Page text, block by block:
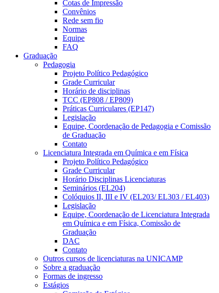
Cotas de Impressão
Convênios
Rede sem fio
Normas
Equipe
FAQ
Graduação
Pedagogia
Projeto Político Pedagógico
Grade Curricular
Horário de disciplinas
TCC (EP808 / EP809)
Práticas Curriculares (EP147)
Legislação
Equipe, Coordenação de Pedagogia e Comissão
de Graduação
Contato
Licenciatura Integrada em Química e em Física
Projeto Político Pedagógico
Grade Curricular
Horário Disciplinas Licenciaturas
Seminários (EL204)
Colóquios II, III e IV (EL203/ EL303 / EL403)
Legislação
Equipe, Coordenação de Licenciatura Integrada
em Química e em Física, Comissão de
Graduação
DAC
Contato
Outros cursos de licenciaturas na UNICAMP
Sobre a graduação
Formas de ingresso
Estágios